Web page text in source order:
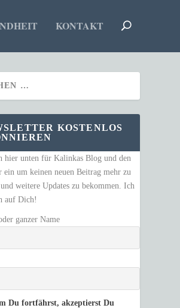
KONTAKT
KOSTENLOS
hier unten für Kalinkas Blog und den
ein um keinen neuen Beitrag mehr zu
und weitere Updates zu bekommen. Ich
auf Dich!
ganzer Name
Du fortfährst, akzeptierst Du